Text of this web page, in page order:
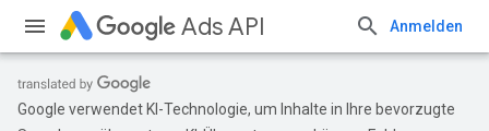
Ads API Anmelden
Google verwendet KI-Technologie, um Inhalte in Ihre bevorzugte